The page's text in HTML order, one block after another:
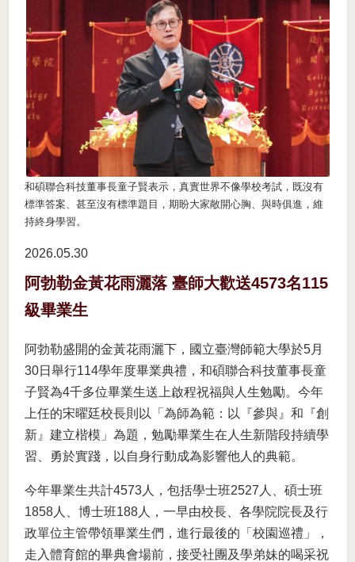
和碩聯合科技董事長童子賢表示，真實世界不像學校考試，既沒有
標準答案、甚至沒有標準題目，期盼大家敞開心胸、與時俱進，維
持終身學習。
2026.05 30
阿勃勒金黃花雨灑落 臺師大歡送4573名115
級畢業生
阿勃勒盛開的金黃花雨灑下，國立臺灣師範大學於5月
30日舉行114學年度畢業典禮，和碩聯合科技董事長童
子賢為4千多位畢業生送上啟程祝福與人生勉勵。今年
上任的宋曜廷校長則以「為師為範：以『參與』和『創
新』建立楷模」為題，勉勵畢業生在人生新階段持續學
習、勇於實踐，以自身行動成為影響他人的典範。
今年畢業生共計4573人，包括學士班2527人、碩士班
1858人、博士班188人，一早由校長、各學院院長及行
政單位主管帶領畢業生們，進行最後的「校園巡禮」，
走入體育館的畢典會場前，接受社團及學弟妹的喝采祝